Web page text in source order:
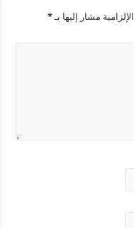
مشار إليها بـ*